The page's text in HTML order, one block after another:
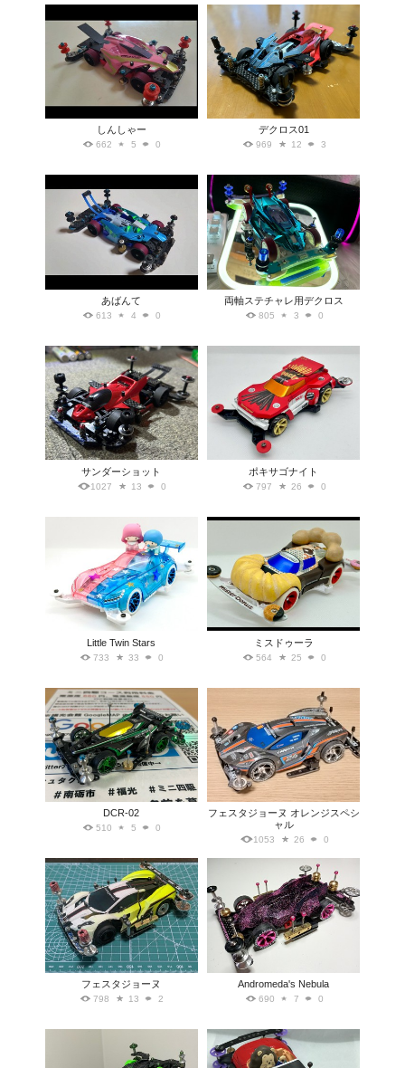
しんしゃー
662 5 0
デクロス01
969 12 3
あばんて
613 4 0
両軸ステチャレ用デクロス
805 3 0
サンダーショット
1027 13 0
ポキサゴナイト
797 26 0
Little Twin Stars
733 33 0
ミスドゥーラ
564 25 0
DCR-02
510 5 0
フェスタジョーヌ オレンジスペシ
ャル
1053 26 0
フェスタジョーヌ
798 13 2
Andromeda's Nebula
690 7 0